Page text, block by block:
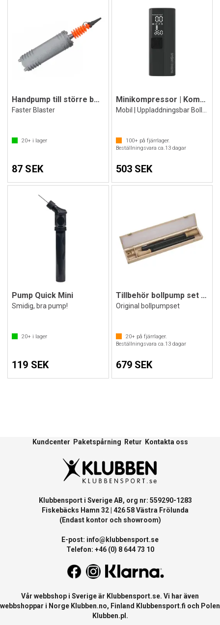
Handpump till större bollar och lekar
Faster Blaster
20+ i lager
87 SEK
Minikompressor | Kompressorpump batteri
100+på fjärrlager.
Beställningsvara ca.13dagar
503 SEK
Pump Quick Mini
Smidig, bra pump!
20+ i lager
119 SEK
Tillbehör bollpump set 2 pumpar,3 nålar
Original bollpumpset
20+på fjärrlager.
Beställningsvara ca.13dagar
679 SEK
Kundcenter Paketspårning Retur Kontakta oss
Klubbensport i Sverige AB, org nr: 559290-1283
Fiskebäcks Hamn 32 | 426 58 Västra Frölunda
(Endast kontor och showroom)
E-post: info@klubbensport.se
Telefon: +46 (0) 8 644 73 10
Vår webbshop i Sverige är Klubbensport.se. Vi har även
webbshoppar i Norge Klubben.no, Finland Klubbensport.fi och Polen
Klubben.pl .